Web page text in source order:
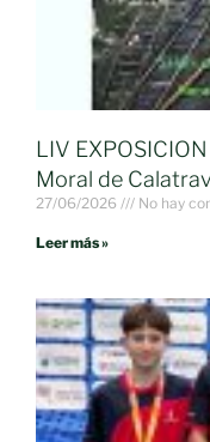
LIV
Moral de
27/06/2026 No hay
Leer más »